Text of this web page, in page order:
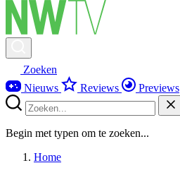
Zoeken
Nieuws
Reviews Previews
Begin met typen om te zoeken...
Home